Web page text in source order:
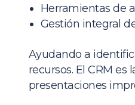
Herramientas de
Gestión integral
Ayudando a
recursos. El CRM
presentaciones